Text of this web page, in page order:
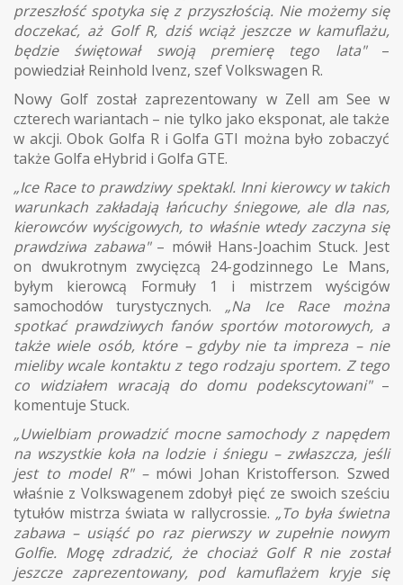
przeszłość spotyka się z przyszłością. Nie możemy się
doczekać, aż Golf R, dziś wciąż jeszcze w kamuflażu,
będzie świętował swoją premierę tego lata" –
powiedział Reinhold Ivenz, szef Volkswagen R.
Nowy Golf został zaprezentowany w Zell am See w
czterech wariantach – nie tylko jako eksponat, ale także
w akcji. Obok Golfa R i Golfa GTI można było zobaczyć
także Golfa eHybrid i Golfa GTE.
„Ice Race to prawdziwy spektakl. Inni kierowcy w takich
warunkach zakładają łańcuchy śniegowe, ale dla nas,
kierowców wyścigowych, to właśnie wtedy zaczyna się
prawdziwa zabawa"– mówił Hans-Joachim Stuck. Jest
on dwukrotnym zwycięzcą 24-godzinnego Le Mans,
byłym kierowcą Formuły 1 i mistrzem wyścigów
samochodów turystycznych. „Na Ice Race można
spotkać prawdziwych fanów sportów motorowych, a
także wiele osób, które – gdyby nie ta impreza – nie
mieliby wcale kontaktu z tego rodzaju sportem. Z tego
co widziałem wracają do domu podekscytowani" –
komentuje Stuck.
„Uwielbiam prowadzić mocne samochody z napędem
na wszystkie koła na lodzie i śniegu – zwłaszcza, jeśli
jest to model R" –mówi Johan Kristofferson. Szwed
właśnie z Volkswagenem zdobył pięć ze swoich sześciu
tytułów mistrza świata w rallycrossie. „To była świetna
zabawa – usiąść po raz pierwszy w zupełnie nowym
Golfie. Mogę zdradzić, że chociaż Golf R nie został
jeszcze zaprezentowany, pod kamuflażem kryje się